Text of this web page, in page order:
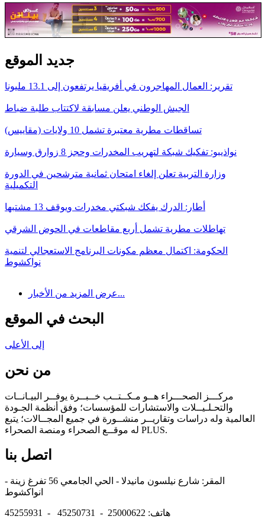
جديد الموقع
تقرير: العمال المهاجرون في أفريقيا يرتفعون إلى 13.1 مليونا
الجيش الوطني يعلن مسابقة لاكتتاب طلبة ضباط
تساقطات مطرية معتبرة تشمل 10 ولايات (مقاييس)
نواذيبو: تفكيك شبكة لتهريب المخدرات وحجز 8 زوارق وسيارة
وزارة التربية تعلن إلغاء امتحان ثمانية مترشحين في الدورة
التكميلية
أطار: الدرك يفكك شبكتي مخدرات ويوقف 13 مشتبها
تهاطلات مطرية تشمل أربع مقاطعات في الحوض الشرقي
الحكومة: اكتمال معظم مكونات البرنامج الاستعجالي لتنمية
نواكشوط
عرض المزيد من الأخبار...
البحث في الموقع
إلى الأعلى
من نحن
مركـــز الصحـــراء هــو مـكــتــب خــبــرة يوفــر البيـانــات
والتحـلـيــلات والاستشارات للمؤسسات؛ وفق أنظمة الجـودة
العالمية وله دراسات وتقاريــر منشــورة في جميع المجــالات؛ يتبع
له موقــع الصحراء ومنصة الصحراء PLUS.
اتصل بنا
المقر: شارع نيلسون مانيدلا - الحي الجامعي 56 تفرغ زينة -
هاتف: 25000622 - 45250731 - 45255931